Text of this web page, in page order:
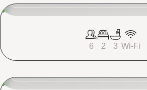
6 2 3 Wi-Fi
Villa 29 - Semana 16
VILLA DE DOIS QUARTOS
Villa 66 - Semana 46